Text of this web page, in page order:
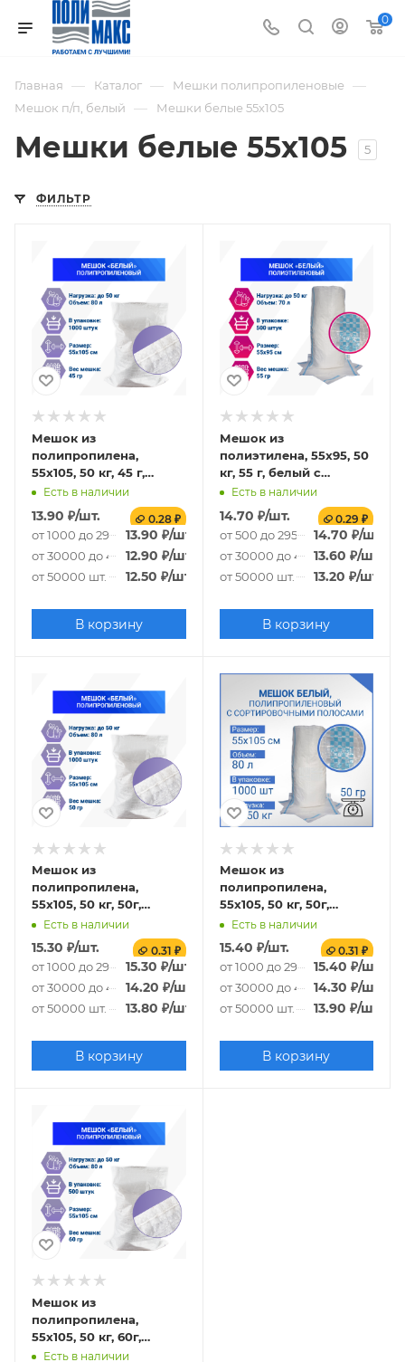
0
Главная — Каталог — Мешки полипропиленовые —
Мешок п/п, белый — Мешки белые 55х105
Мешки белые 55х105 5
ФИЛЬТР
Мешок из
полипропилена,
55x105, 50 кг, 45 г,
белый
Есть в наличии
13.90 ₽/шт. 0.28 ₽
от 1000 до 29000 шт.
13.90 ₽/шт.
от 30000 до 49000 шт.
12.90 ₽/шт.
от 50000 шт. 12.50 ₽/шт.
В корзину
Мешок из
полиэтилена, 55x95, 50
кг, 55 г, белый с
сортировочными
полосами
Есть в наличии
14.70 ₽/шт. 0.29 ₽
от 500 до 29500 шт.
14.70 ₽/шт.
от 30000 до 49500 шт.
13.60 ₽/шт.
от 50000 шт. 13.20 ₽/шт.
В корзину
Мешок из
полипропилена,
55x105, 50 кг, 50г,
белый
Есть в наличии
15.30 ₽/шт. 0.31 ₽
от 1000 до 29000 шт.
15.30 ₽/шт.
от 30000 до 49000 шт.
14.20 ₽/шт.
от 50000 шт. 13.80 ₽/шт.
В корзину
Мешок из
полипропилена,
55x105, 50 кг, 50г,
белый с
сортировочными
полосами
Есть в наличии
15.40 ₽/шт. 0.31 ₽
от 1000 до 29000 шт.
15.40 ₽/шт.
от 30000 до 49000 шт.
14.30 ₽/шт.
от 50000 шт. 13.90 ₽/шт.
В корзину
Мешок из
полипропилена,
55x105, 50 кг, 60г,
белый
Есть в наличии